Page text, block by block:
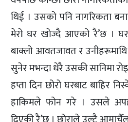
थिई । उसको पनि नागरिकता
मेरो घर खोज्दै आएको रै’छ ।
बाक्लो आवतजावत र
सुनेर मभन्दा धेरै उसकी सानिमा
हप्ता दिन छोरो घरबाट बाहिर
हाकिमले फोन गरे । उसले